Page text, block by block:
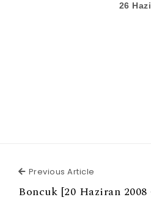
26
Previous Article
Boncuk [20 Haziran 2008